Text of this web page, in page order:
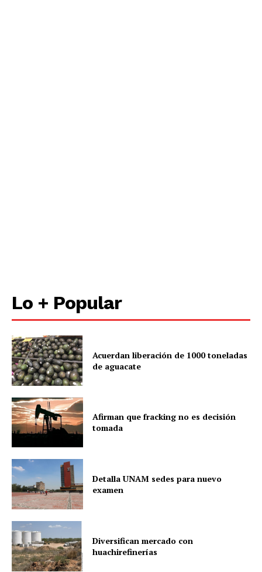
Lo + Popular
Acuerdan liberación de 1000 toneladas
de aguacate
Afirman que fracking no es decisión
tomada
Detalla UNAM sedes para nuevo
examen
Diversifican mercado con
huachirefinerías